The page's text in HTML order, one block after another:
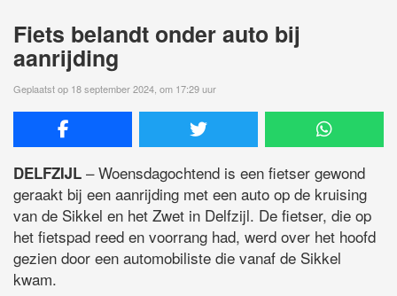
Fiets belandt onder auto bij
aanrijding
Geplaatst op 18 september 2024, om 17:29 uur
DELFZIJL – Woensdagochtend is een fietser gewond
geraakt bij een aanrijding met een auto op de kruising
van de Sikkel en het Zwet in Delfzijl. De fietser, die op
het fietspad reed en voorrang had, werd over het hoofd
gezien door een automobiliste die vanaf de Sikkel
kwam.